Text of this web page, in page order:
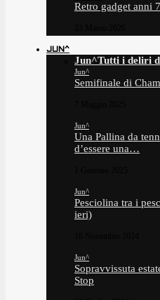
Retro gadget anni
JUN^
Jun^Tutti i deliri
Jun^
Semifinale di
Jun^
Una Pallina da
d’essere una…
Jun^
Pesciolina tra i
ieri)
Jun^
Sopravvissuta
Stop